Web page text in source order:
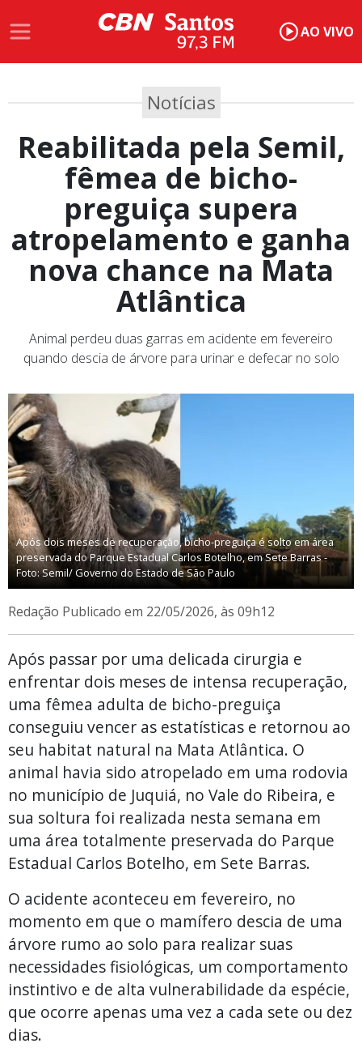
AO VIVO
Notícias
Reabilitada pela Semil,
fêmea de bicho-
preguiça supera
atropelamento e ganha
nova chance na Mata
Atlântica
Animal perdeu duas garras em acidente em fevereiro
quando descia de árvore para urinar e defecar no solo
Após dois meses de recuperação, bicho-preguiça é solto em área
preservada do Parque Estadual Carlos Botelho, em Sete Barras -
Foto: Semil/ Governo do Estado de São Paulo
Redação Publicado em 22/05/2026, às 09h12
Após passar por uma delicada cirurgia e
enfrentar dois meses de intensa recuperação,
uma fêmea adulta de bicho-preguiça
conseguiu vencer as estatísticas e retornou ao
seu habitat natural na Mata Atlântica. O
animal havia sido atropelado em uma rodovia
no município de Juquiá, no Vale do Ribeira, e
sua soltura foi realizada nesta semana em
uma área totalmente preservada do Parque
Estadual Carlos Botelho, em Sete Barras.
O acidente aconteceu em fevereiro, no
momento em que o mamífero descia de uma
árvore rumo ao solo para realizar suas
necessidades fisiológicas, um comportamento
instintivo e de alta vulnerabilidade da espécie,
que ocorre apenas uma vez a cada sete ou dez
dias.